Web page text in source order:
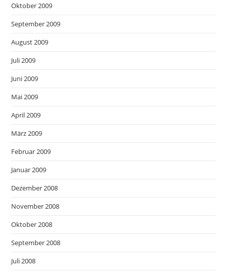
Oktober 2009
September 2009
August 2009
Juli 2009
Juni 2009
Mai 2009
April 2009
März 2009
Februar 2009
Januar 2009
Dezember 2008
November 2008
Oktober 2008
September 2008
Juli 2008